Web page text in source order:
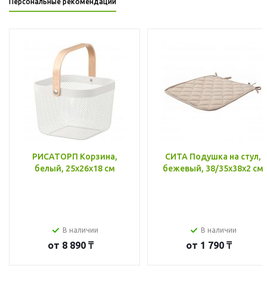
РИСАТОРП Корзина,
белый, 25x26x18 см
В наличии
от 8 890 ₸
СИТА Подушка на стул,
бежевый, 38/35x38x2 см
В наличии
от 1 790 ₸